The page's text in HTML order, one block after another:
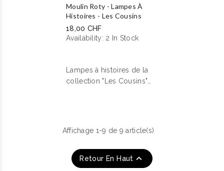
Moulin Roty - Lampes À
Histoires - Les Cousins
18,00 CHF
Availability: 2 In Stock
Lampes à histoires de la
collection "Les Cousins"
Affichage 1-9 de 9 article(s)
Retour En Haut 